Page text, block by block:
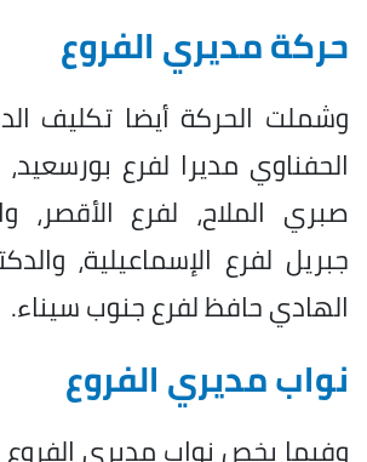
حركة مديري الفروع
وشملت الحركة أيضا تكليف
الحفناوي مديرا لفرع
صبري الملاح، لفرع الأقصر،
جبريل لفرع الإسماعيلية،
الهادي حافظ لفرع جنوب سيناء.
نواب مديري الفروع
وفيما يخص نواب مديري